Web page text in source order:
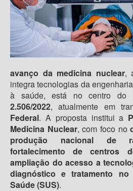
avanço da medicina nuclear,
integra tecnologias da
à saúde, está no centro do
2.506/2022, atualmente em
Federal. A proposta institui a
Medicina Nuclear, com foco no
produção nacional de
fortalecimento de centros
ampliação do acesso a
diagnóstico e tratamento
Saúde (SUS).